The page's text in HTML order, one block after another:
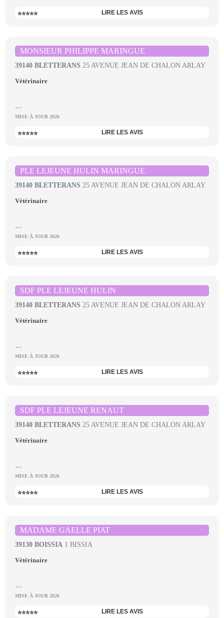
⭐⭐⭐⭐⭐ LIRE LES AVIS
MONSIEUR PHILIPPE MARINGUE
39140 BLETTERANS 25 AVENUE JEAN DE CHALON ARLAY
Vétérinaire
...
MISE À JOUR 2026
⭐⭐⭐⭐⭐ LIRE LES AVIS
PLE LEJEUNE HULIN MARINGUE
39140 BLETTERANS 25 AVENUE JEAN DE CHALON ARLAY
Vétérinaire
...
MISE À JOUR 2026
⭐⭐⭐⭐⭐ LIRE LES AVIS
SDF PLE LEJEUNE HULIN
39140 BLETTERANS 25 AVENUE JEAN DE CHALON ARLAY
Vétérinaire
...
MISE À JOUR 2026
⭐⭐⭐⭐⭐ LIRE LES AVIS
SDF PLE LEJEUNE RENAUT
39140 BLETTERANS 25 AVENUE JEAN DE CHALON ARLAY
Vétérinaire
...
MISE À JOUR 2026
⭐⭐⭐⭐⭐ LIRE LES AVIS
MADAME GAELLE PIAT
39130 BOISSIA 1 BISSIA
Vétérinaire
...
MISE À JOUR 2026
⭐⭐⭐⭐⭐ LIRE LES AVIS